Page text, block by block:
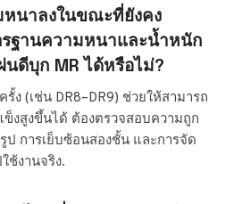
นาลงในขณะที่ยังคง
ฐานความหนาและน้ำหนัก
ดีบุก MR ได้หรือไม่?
ง (เช่น DR8–DR9) ช่วยให้สามารถ
งสูงขึ้นได้ ต้องตรวจสอบความถูก
การเย็บซ้อนสองชั้น และการจัด
ช้งานจริง.